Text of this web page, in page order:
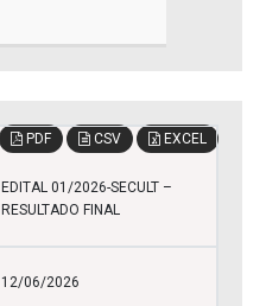
PDF CSV EXCEL
EDITAL 01/2026-SECULT –
RESULTADO FINAL
12/06/2026